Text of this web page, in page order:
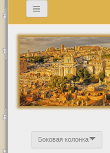
Боковая колонка